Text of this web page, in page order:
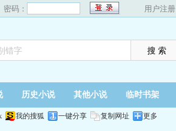
密码： 用户注册
历史小说 其他小说 临时书架
我的搜狐 一键分享 复制网址 更多